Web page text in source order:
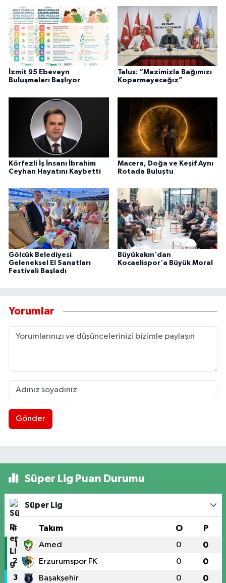
İzmit 95 Ebeveyn
Buluşmaları Başlıyor
Talus: “Mazimizle Bağımızı
Koparmayacağız”
Körfezli İş İnsanı İbrahim
Ceyhan Hayatını Kaybetti
Macera, Doğa ve Keşif Aynı
Rotada Buluştu
Gölcük Belediyesi
Geleneksel El Sanatları
Festivali Başladı
Büyükakın'dan
Kocaelispor'a Büyük Moral
Yorumlar
Gönder
Süper Lig Puan Durumu
Süper Lig
# Takım O P
1 Amed 0 0
2 Erzurumspor FK 0 0
3 Başakşehir 0 0